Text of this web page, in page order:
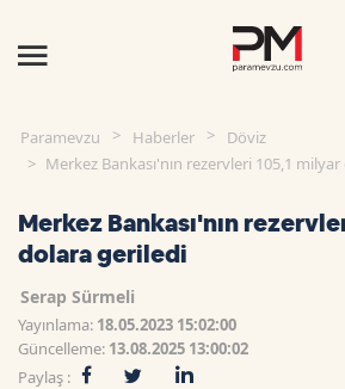
Paramevzu Haberler
Döviz
Merkez Bankası'nın rezervleri 105,1
Merkez Bankası'nın
dolara geriledi
Serap Sürmeli
Yayınlama: 18.05.2023 15:02:00
Güncelleme: 13.08.2025 13:00:02
Paylaş :